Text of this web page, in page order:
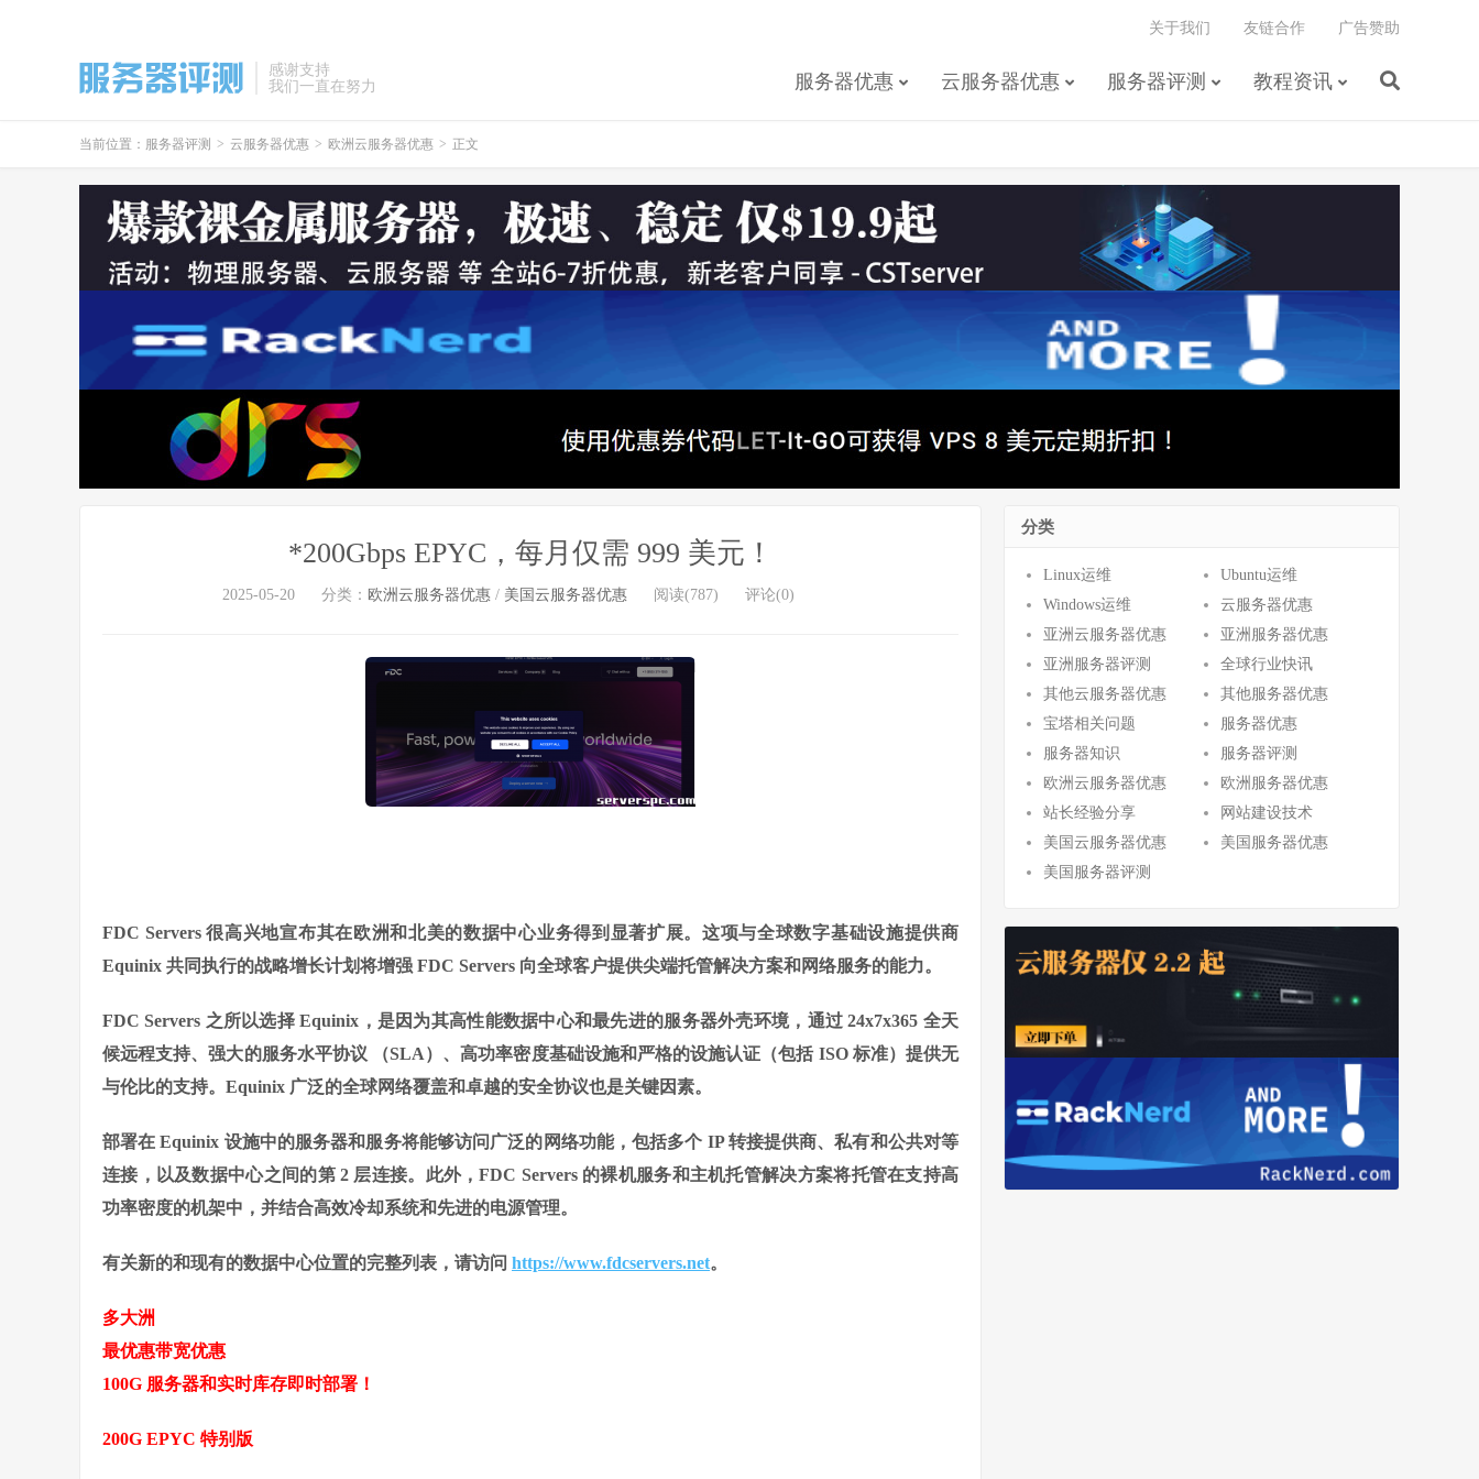
感谢支持
我们一直在努力
服务器优惠 云服务器优惠 服务器评测 教程资讯
关于我们 友链合作 广告赞助
当前位置： 服务器评测 > 云服务器优惠 > 欧洲云服务器优惠 > 正文
*200Gbps EPYC，每月仅需 999 美元！
2025-05-20 分类： 欧洲云服务器优惠 / 美国云服务器优惠 阅读(787) 评论(0)
FDC Servers 很高兴地宣布其在欧洲和北美的数据中心业务得到显著扩展。这项与全球数字基础设施提供商
Equinix 共同执行的战略增长计划将增强 FDC Servers 向全球客户提供尖端托管解决方案和网络服务的能力。
FDC Servers 之所以选择 Equinix，是因为其高性能数据中心和最先进的服务器外壳环境，通过 24x7x365 全天
候远程支持、强大的服务水平协议 （SLA）、高功率密度基础设施和严格的设施认证（包括 ISO 标准）提供无
与伦比的支持。Equinix 广泛的全球网络覆盖和卓越的安全协议也是关键因素。
部署在 Equinix 设施中的服务器和服务将能够访问广泛的网络功能，包括多个 IP 转接提供商、私有和公共对等
连接，以及数据中心之间的第 2 层连接。此外，FDC Servers 的裸机服务和主机托管解决方案将托管在支持高
功率密度的机架中，并结合高效冷却系统和先进的电源管理。
有关新的和现有的数据中心位置的完整列表，请访问 https://www.fdcservers.net。
多大洲
最优惠带宽优惠
100G 服务器和实时库存即时部署！
200G EPYC 特别版
分类
Linux运维
Ubuntu运维
Windows运维
云服务器优惠
亚洲云服务器优惠
亚洲服务器优惠
亚洲服务器评测
全球行业快讯
其他云服务器优惠
其他服务器优惠
宝塔相关问题
服务器优惠
服务器知识
服务器评测
欧洲云服务器优惠
欧洲服务器优惠
站长经验分享
网站建设技术
美国云服务器优惠
美国服务器优惠
美国服务器评测